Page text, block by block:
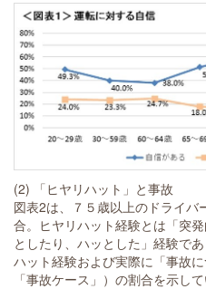
(2) 「ヒヤリハット」と事故
図表2は、７５歳以上のドライバ
合。ヒヤリハット経験とは「突
としたり、ハッとした」経験で
ハット経験および実際に「事故
「事故ケース」）の割合を示して